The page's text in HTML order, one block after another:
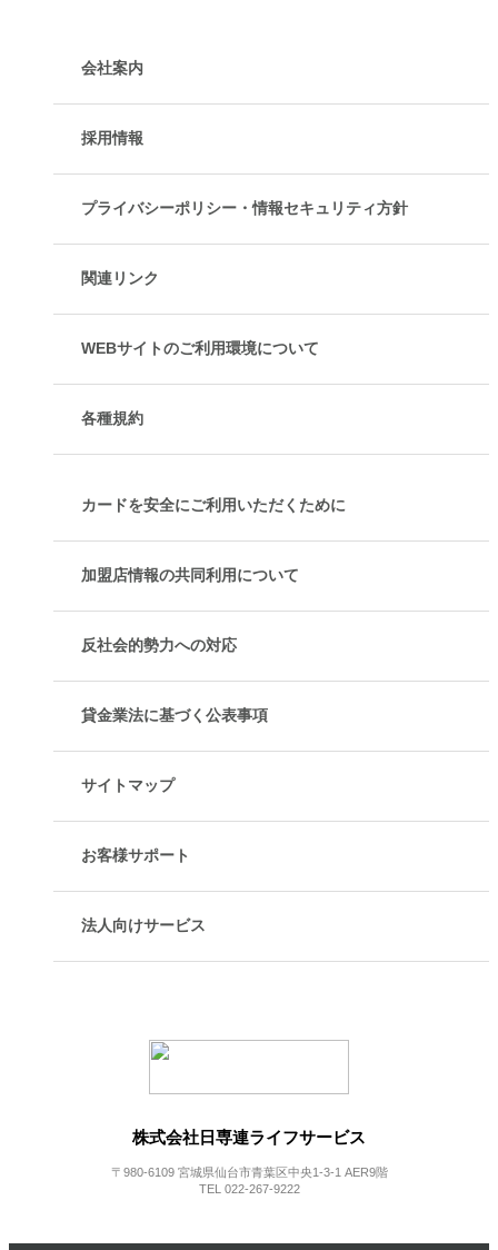
会社案内
採用情報
プライバシーポリシー・情報セキュリティ方針
関連リンク
WEBサイトのご利用環境について
各種規約
カードを安全にご利用いただくために
加盟店情報の共同利用について
反社会的勢力への対応
貸金業法に基づく公表事項
サイトマップ
お客様サポート
法人向けサービス
株式会社日専連ライフサービス
〒980-6109 宮城県仙台市青葉区中央1-3-1 AER9階
TEL 022-267-9222